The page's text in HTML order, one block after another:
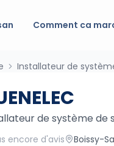
Comment ca
Installateur de
de système de
encore d'avis Boissy-